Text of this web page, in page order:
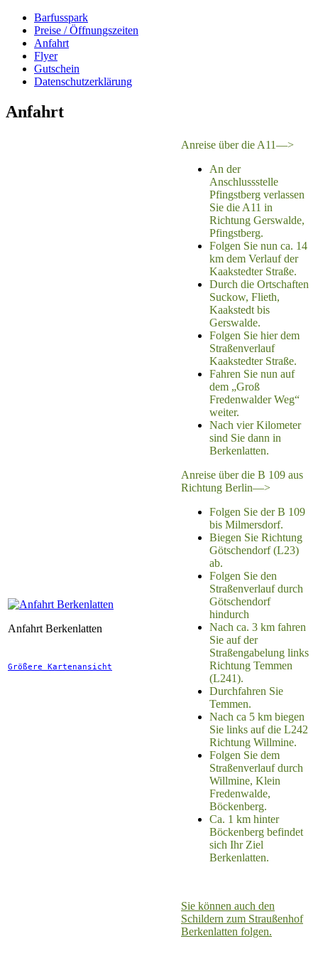
Barfusspark
Preise / Öffnungszeiten
Anfahrt
Flyer
Gutschein
Datenschutzerklärung
Anfahrt
Anreise über die A11—>
An der
Anschlussstelle
Pfingstberg verlassen
Sie die A11 in
Richtung Gerswalde,
Pfingstberg.
Folgen Sie nun ca. 14
km dem Verlauf der
Kaakstedter Straße.
Durch die Ortschaften
Suckow, Flieth,
Kaakstedt bis
Gerswalde.
Folgen Sie hier dem
Straßenverlauf
Kaakstedter Straße.
Fahren Sie nun auf
dem „Groß
Fredenwalder Weg“
weiter.
Nach vier Kilometer
sind Sie dann in
Berkenlatten.
Anreise über die B 109 aus
Richtung Berlin—>
Folgen Sie der B 109
bis Milmersdorf.
Biegen Sie Richtung
Götschendorf (L23)
ab.
Folgen Sie den
Straßenverlauf durch
Götschendorf
hindurch
Nach ca. 3 km fahren
Sie auf der
Straßengabelung links
Richtung Temmen
(L241).
Durchfahren Sie
Temmen.
Nach ca 5 km biegen
Sie links auf die L242
Richtung Willmine.
Folgen Sie dem
Straßenverlauf durch
Willmine, Klein
Fredenwalde,
Böckenberg.
Ca. 1 km hinter
Böckenberg befindet
sich Ihr Ziel
Berkenlatten.
Sie können auch den
Schildern zum Straußenhof
Berkenlatten folgen.
Anfahrt Berkenlatten
Größere Kartenansicht